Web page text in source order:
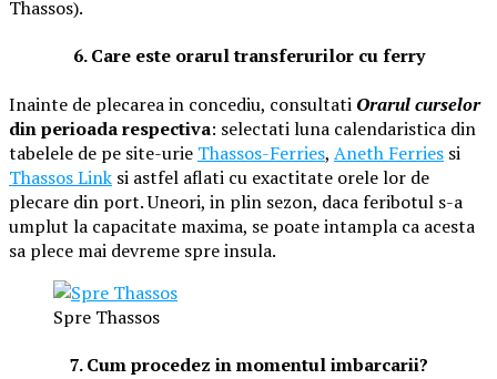
Thassos).
6. Care este orarul transferurilor cu ferry
Inainte de plecarea in concediu, consultati Orarul curselor
din perioada respectiva: selectati luna calendaristica din
tabelele de pe site-urie Thassos-Ferries, Aneth Ferries si
Thassos Link si astfel aflati cu exactitate orele lor de
plecare din port. Uneori, in plin sezon, daca feribotul s-a
umplut la capacitate maxima, se poate intampla ca acesta
sa plece mai devreme spre insula.
Spre Thassos
7. Cum procedez in momentul imbarcarii?